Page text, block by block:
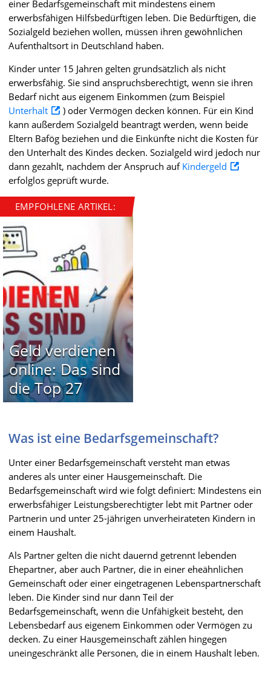
einer Bedarfsgemeinschaft mit mindestens einem
erwerbsfähigen Hilfsbedürftigen leben. Die Bedürftigen, die
Sozialgeld beziehen wollen, müssen ihren gewöhnlichen
Aufenthaltsort in Deutschland haben.
Kinder unter 15 Jahren gelten grundsätzlich als nicht
erwerbsfähig. Sie sind anspruchsberechtigt, wenn sie ihren
Bedarf nicht aus eigenem Einkommen (zum Beispiel
Unterhalt
) oder Vermögen decken können. Für ein Kind
kann außerdem Sozialgeld beantragt werden, wenn beide
Eltern Bafög beziehen und die Einkünfte nicht die Kosten für
den Unterhalt des Kindes decken. Sozialgeld wird jedoch nur
dann gezahlt, nachdem der Anspruch auf Kindergeld
erfolglos geprüft wurde.
EMPFOHLENE ARTIKEL:
Geld verdienen
online: Das sind
die Top 27
Was ist eine Bedarfsgemeinschaft?
Unter einer Bedarfsgemeinschaft versteht man etwas
anderes als unter einer Hausgemeinschaft. Die
Bedarfsgemeinschaft wird wie folgt definiert: Mindestens ein
erwerbsfähiger Leistungsberechtigter lebt mit Partner oder
Partnerin und unter 25-jährigen unverheirateten Kindern in
einem Haushalt.
Als Partner gelten die nicht dauernd getrennt lebenden
Ehepartner, aber auch Partner, die in einer eheähnlichen
Gemeinschaft oder einer eingetragenen Lebenspartnerschaft
leben. Die Kinder sind nur dann Teil der
Bedarfsgemeinschaft, wenn die Unfähigkeit besteht, den
Lebensbedarf aus eigenem Einkommen oder Vermögen zu
decken. Zu einer Hausgemeinschaft zählen hingegen
uneingeschränkt alle Personen, die in einem Haushalt leben.